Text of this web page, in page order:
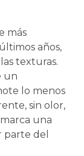
más
años,
texturas.
un
lo menos
sin olor,
una
parte del